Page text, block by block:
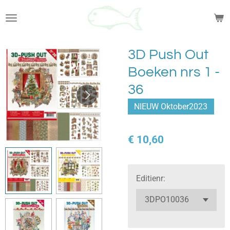
direct
de
hoofdinhoud
3D Push Out
Boeken nrs 1 -
36
NIEUW Oktober2023
€ 10,60
Editienr: